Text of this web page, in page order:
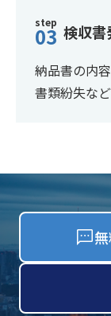
step
03 検収書
納品書の内
書類紛失な